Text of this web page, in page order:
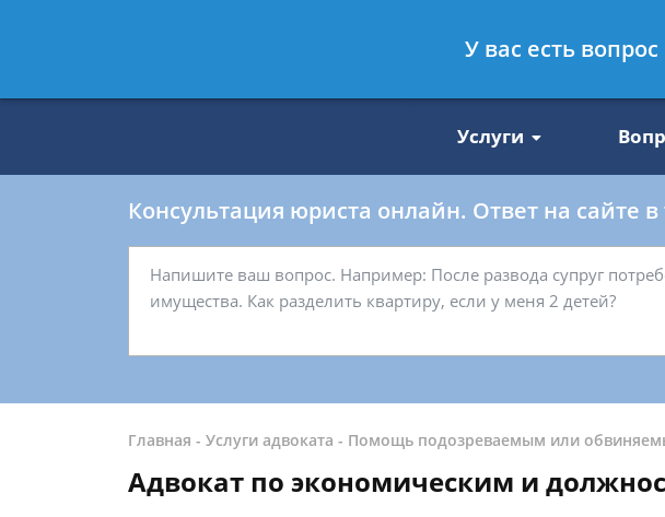
8 812 509-27-47
Услуги
Консультация юриста онлайн. Ответ на сайте
Главная - Услуги адвоката - Помощь подозреваемым или
Адвокат по экономическим и
У вас есть